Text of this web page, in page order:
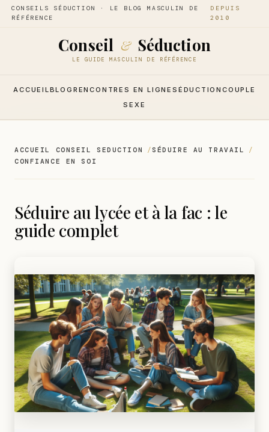
CONSEILS SÉDUCTION · LE BLOG MASCULIN DE
RÉFÉRENCE
DEPUIS
2010
Conseil & Séduction
LE GUIDE MASCULIN DE RÉFÉRENCE
ACCUEIL BLOG RENCONTRES EN LIGNE SÉDUCTIONCOUPLE
SEXE
ACCUEIL CONSEIL SEDUCTION
SÉDUIRE AU TRAVAIL
CONFIANCE EN SOI
Séduire au lycée et à la fac : le
guide complet